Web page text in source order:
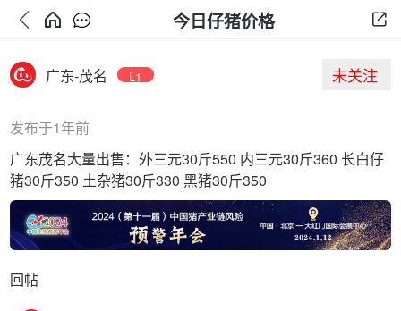
今日仔猪价格
广东-茂名 L1 未关注
发布于1年前
广东茂名大量出售：外三元30斤550 内三元30斤360 长白仔
猪30斤350 土杂猪30斤330 黑猪30斤350
回帖